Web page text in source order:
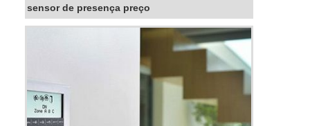
sensor de presença preço